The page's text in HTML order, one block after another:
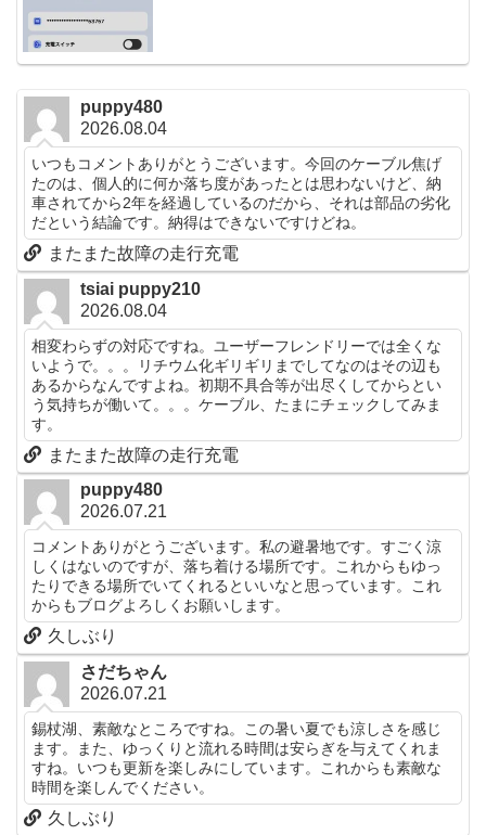
puppy480
2026.08.04
いつもコメントありがとうございます。今回のケーブル焦げ
たのは、個人的に何か落ち度があったとは思わないけど、納
車されてから2年を経過しているのだから、それは部品の劣化
だという結論です。納得はできないですけどね。
またまた故障の走行充電
tsiai puppy210
2026.08.04
相変わらずの対応ですね。ユーザーフレンドリーでは全くな
いようで。。。リチウム化ギリギリまでしてなのはその辺も
あるからなんですよね。初期不具合等が出尽くしてからとい
う気持ちが働いて。。。ケーブル、たまにチェックしてみま
す。
またまた故障の走行充電
puppy480
2026.07.21
コメントありがとうございます。私の避暑地です。すごく涼
しくはないのですが、落ち着ける場所です。これからもゆっ
たりできる場所でいてくれるといいなと思っています。これ
からもブログよろしくお願いします。
久しぶり
さだちゃん
2026.07.21
錫杖湖、素敵なところですね。この暑い夏でも涼しさを感じ
ます。また、ゆっくりと流れる時間は安らぎを与えてくれま
すね。いつも更新を楽しみにしています。これからも素敵な
時間を楽しんでください。
久しぶり